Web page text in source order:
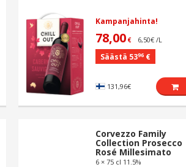
Kampanjahinta!
78,00€ 6,50€ /L
Säästä 5396€
131,96€
Corvezzo Family
Collection Prosecco
Rosé Millesimato
6 × 75 cl 11.5%